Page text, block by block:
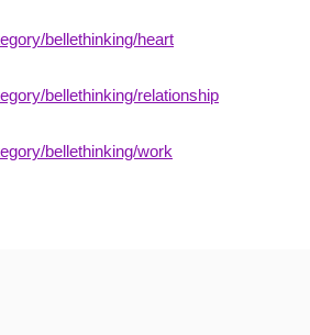
bellethinking/heart
bellethinking/relationship
bellethinking/work